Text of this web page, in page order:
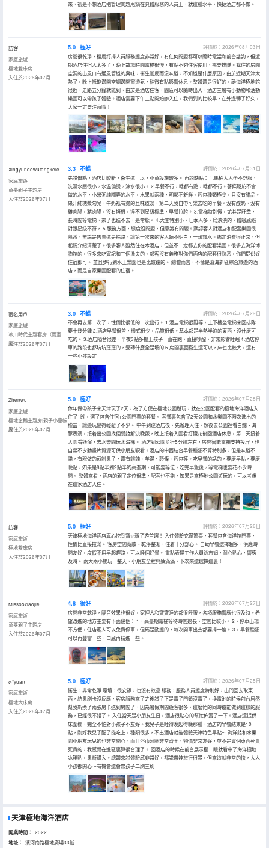
來，衹是不想酒店把管理問題甩鍋在具體服務的人員上，就這種水平，快捷酒店都不如。
訪客
家庭旅遊
極地雙床房
入住於2026年07月
5.0 極好
評價於：2026年08月03日
房間很乾凈，樓層打掃人員服務態度非常好，有任何問題都可以隨時電話和前台諮詢，但近
期酒店住宿人太多了，晚上散場時間電梯很慢，有點不夠住客使用，需要排隊。我住的房間
空調的出風口有通風管道的臭味，衞生間反而沒味道，不知道是什麼原因，由於近期天津太
熱了，晚上衹能邊開空調邊開窗透氣，稍微有點影響休息。整體還是很好的，離海洋極地館
很近，走路五分鐘就能到，由於是酒店住客，園區可以隨時出入，酒店三層有小動物和活動
樂園可以帶孩子體驗。酒店需要下午三點開始辦入住，我們到的比較早，在外邊轉了好久，
大家一定要注意哦！
Xingyundewutangkele
家庭旅遊
童夢親子主題房
入住於2026年07月
3.3 不錯
評價於：2026年07月31日
先説優點，酒店比較新，衞生還可以，小童設施較多。 再説缺點： 1.馬桶大人坐不舒服，
洗澡水壓很小，水温偏燙，涼水很小。 2.早餐不行，啥都有點，啥都不行。薯條屬於不會
做的水平，小米粥純糊弄的水平，水果就兩種，明顯不新鮮。麪包種類極少，且沒有甜品。
果汁純糖漿勾兌，牛奶衹有燙的且味道淡，第二天我自帶可樂去吃的早餐。沒有酸奶，沒有
雞肉腸，豬肉腸，沒有培根，達不到星級標準，早餐拉胯。 3.電梯特別慢，尤其是旺季，
長時間等電梯，來了也進不去，是常態。 4.大堂特別小，旺季人多，烏泱泱的，體驗感絕
對跟星級不符， 5.服務方面，態度沒問題，但意識有問題。默認客人對酒店和配套樂園很
熟悉，無論是售票還是指路，讓第一次來的客人聽不明白，一頭霧水。綁定消費很正常，但
起碼介紹清楚了。很多客人雖然住在本酒店，但並不一定都去你的配套樂園。很多去海洋博
物館的，很多來吃寬記和三個漁夫的。顧客沒有義務對你們酒店的配套很熟悉，你們提供好
住宿即可。 並且步行到水上樂園也是比較遠的。 總體而言，不像是濱海新區綜合旅遊的酒
店，而是自家樂園配套的住宿。
匿名用戶
家庭旅遊
冰川時代主題套房（兩室一
廳）
入住於2026年07月
3.0 不錯
評價於：2026年07月29日
不會再去第二次了，性價比很低的一次出行。 1.酒店電梯很難等，上下樓坐電梯來回排隊
要十幾分鍾 2.酒店早餐很差，樣式很少，品質很低。基本都是半熱半涼的東西，沒什麼可
吃的。 3.酒店隔音很差，半夜3點多樓上孩子一直在跑，直接吵醒，非常影響睡眠 4.酒店停
車的路段也都坑坑窪窪的，瓷磚什麼全是壞的 5.房間裏面衞生還可以，床也比較大，還有
一些小孩設定
Zhenwu
家庭旅遊
極地企鵝主題房|親子小童帳
篷
入住於2026年07月
5.0 極好
評價於：2026年07月28日
休年假帶孩子來天津玩了2天，為了方便在極地公園遊玩，就在公園配套的極地海洋酒店入
住了1晚，選了包含住宿+公園門票的套餐。 套餐裏包含了2天公園和水樂園不限次進出的
權益，讓遊玩變得輕鬆了不少。 中午到達酒店後，先辦理入住，然後去公園裡看白鯨、海
豚表演，接着出公園找個餐館解決晚飯，晚上接着入園看打鐵花後回酒店休息，第二天接着
入園看錶演，去水樂園玩水滑梯。 酒店到公園步行5分鐘左右，房間智能電視支持投屏，也
自帶不少動畫片資源可供小朋友觀看。酒店的中西結合早餐種類不算特別多，但是味道不
錯，有現做的煎餅果子，還有餛飩、羊湯、麪條、麪包等。吃早餐的話的，要麼早點，要麼
晚點，如果是8點半到9點半的高峯期，可能要等位，吃完早飯後，等電梯也要花不少時
間。 整體來看，酒店的親子定位很準，配套也不錯，如果是來極地公園遊玩的，可以考慮
在這家酒店入住。
訪客
家庭旅遊
極地雙床房
入住於2026年07月
5.0 極好
評價於：2026年07月28日
天津極地海洋酒店真心挖到寶✨親子游首選！ 入住體驗充滿驚喜，套餐包含海洋館門票，
性價比直接拉滿。 客房空間寬敞、乾淨整潔，住着十分舒心。 自助早餐選擇超多，供應時
間友好，度假不用早起趕路，可以睡個好覺。 重點表揚工作人員孫志娟，耐心貼心，響應
及時。 兩大兩小暢玩一整天，小朋友全程興致滿滿，下次來還選擇這裏！
Missboxiaojie
家庭旅遊
童夢親子主題房
入住於2026年07月
4.8 很好
評價於：2026年07月27日
房間非常乾淨，隔音效果也很好，家裡人和寶寶睡的都很舒服，各項服務響應也很及時。希
望改進的地方主要有下面幾個： 1，高峯期電梯等待時間過長，空間比較小。 2，停車出場
不方便，住店客人可以免費停車，但碼是動態的，每次開車出去都要掃一遍。 3，早餐種類
可以再豐富一些，口感再精進一些。
๓°yuan
家庭旅遊
極地大床房
入住於2026年07月
5.0 極好
評價於：2026年07月25日
衞生：非常乾淨 環境：很安靜，也沒有蚊蟲 服務：服務人員態度特別好，出門回去取東
西，結果刷卡沒反應，客房服務來了之後試了下是電子門鎖沒電了，換電池的時候前台居然
幫我新換了兩張房卡送到房間了，因為暑假期間遊客很多，這麼忙的同時還能做到這樣的服
務，已經很不錯了。 入住當天是小朋友生日，酒店很貼心的幫忙佈置了一下。酒店還提供
床圍欄，完全不怕對小孩子不友好。我兒子是睡得晚起得晚那種，酒店的早餐結束是10
點，剛好我兒子醒了能吃上，種類很多，不出酒店就能體驗天津特色早點～ 海洋館和水樂
園小朋友玩兒的也非常開心，而且浴巾泳圈非常齊全，物價非常友好，並不是買個東西死貴
死貴的，我感覺在進區裏算很合理了。 回酒店的時候在前台展示櫃一眼就看中了海洋極地
冰箱貼，果斷購入。總體來説體驗感非常好，都説帶娃旅行很累，但來這就非常的快，大人
小孩都開心～有機會還會帶孩子二刷三刷
天津極地海洋酒店
開業時間： 2022
地址：
濱河南路極地廣場33號